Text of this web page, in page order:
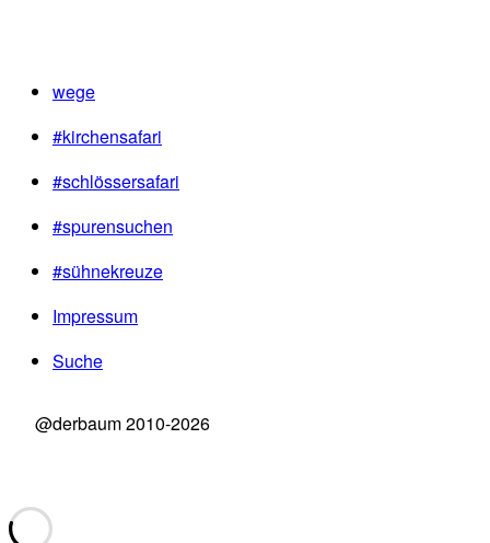
wege
#kirchensafari
#schlössersafari
#spurensuchen
#sühnekreuze
Impressum
Suche
@derbaum 2010-2026